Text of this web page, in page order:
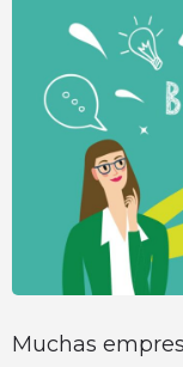
Muchas